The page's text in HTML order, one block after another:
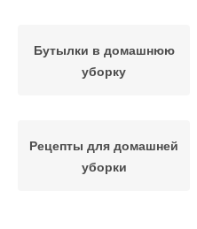
Бутылки в домашнюю
уборку
Рецепты для домашней
уборки